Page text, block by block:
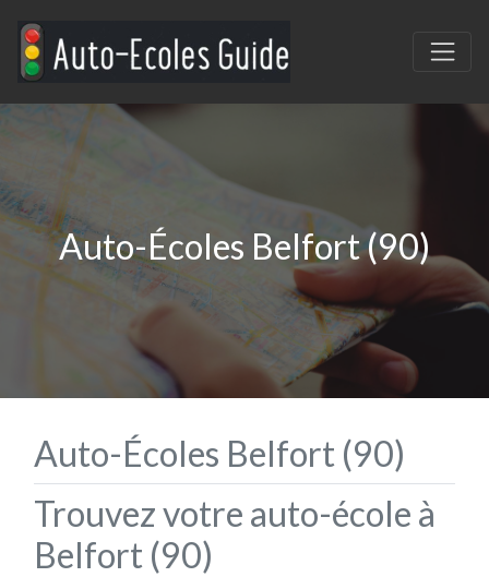
Auto-Écoles Belfort (90)
Auto-Écoles Belfort (90)
Trouvez votre auto-école à
Belfort (90)